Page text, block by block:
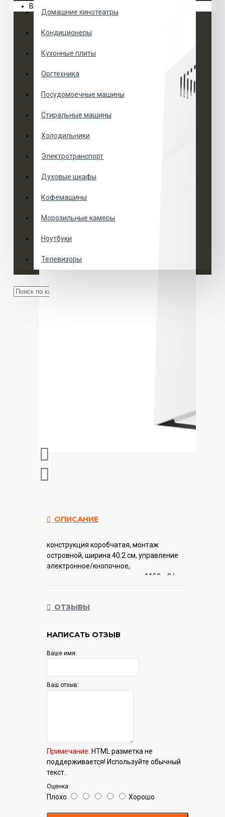
Домашние кинотеатры
Кондиционеры
Кухонные плиты
Оргтехника
Посудомоечные машины
Стиральные машины
Холодильники
Электротранспорт
Духовые шкафы
Кофемашины
Морозильные камеры
Ноутбуки
Телевизоры
Ваша корзина пуста!
ОПИСАНИЕ
конструкция коробчатая, монтаж
островной, ширина 40.2 см, управление
электронное/кнопочное,
производительность мотора 1150 м3/ч,
Гарантия:12 мес.
ОТЗЫВЫ
НАПИСАТЬ ОТЗЫВ
Ваше имя:
Ваш отзыв:
Примечание: HTML разметка не
поддерживается! Используйте обычный
текст.
Оценка:
Плохо Хорошо